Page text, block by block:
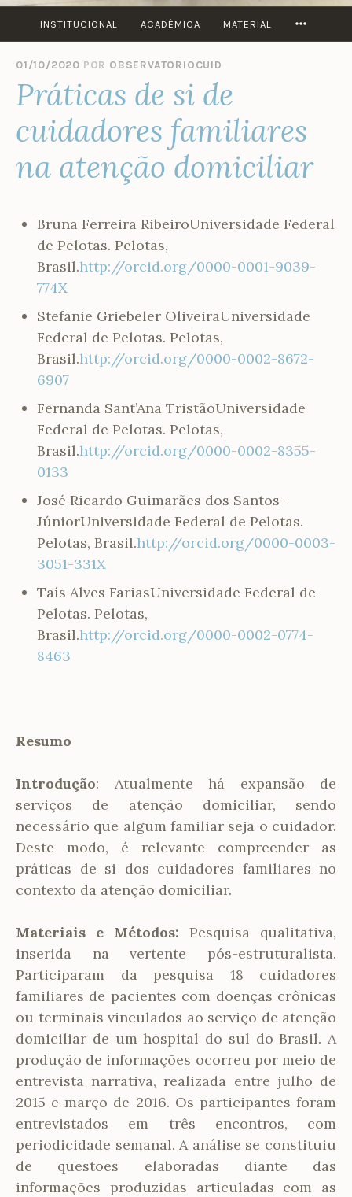
INSTITUCIONAL ACADÊMICA MATERIAL
01/10/2020 POR OBSERVATORIOCUID
Práticas de si de
cuidadores familiares
na atenção domiciliar
Bruna Ferreira RibeiroUniversidade Federal
de Pelotas. Pelotas,
Brasil.http://orcid.org/0000-0001-9039-
774X
Stefanie Griebeler OliveiraUniversidade
Federal de Pelotas. Pelotas,
Brasil.http://orcid.org/0000-0002-8672-
6907
Fernanda Sant’Ana TristãoUniversidade
Federal de Pelotas. Pelotas,
Brasil.http://orcid.org/0000-0002-8355-
0133
José Ricardo Guimarães dos Santos-
JúniorUniversidade Federal de Pelotas.
Pelotas, Brasil.http://orcid.org/0000-0003-
3051-331X
Taís Alves FariasUniversidade Federal de
Pelotas. Pelotas,
Brasil.http://orcid.org/0000-0002-0774-
8463
Resumo
Introdução: Atualmente há expansão de
serviços de atenção domiciliar, sendo
necessário que algum familiar seja o cuidador.
Deste modo, é relevante compreender as
práticas de si dos cuidadores familiares no
contexto da atenção domiciliar.
Materiais e Métodos: Pesquisa qualitativa,
inserida na vertente pós-estruturalista.
Participaram da pesquisa 18 cuidadores
familiares de pacientes com doenças crônicas
ou terminais vinculados ao serviço de atenção
domiciliar de um hospital do sul do Brasil. A
produção de informações ocorreu por meio de
entrevista narrativa, realizada entre julho de
2015 e março de 2016. Os participantes foram
entrevistados em três encontros, com
periodicidade semanal. A análise se constituiu
de questões elaboradas diante das
informações produzidas articuladas com as